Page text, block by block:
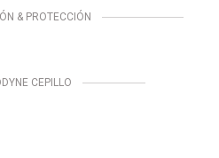
& PROTECCIÓN
CEPILLO